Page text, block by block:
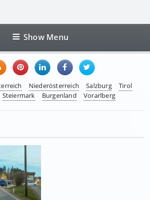
Show Menu
Niederösterreich Salzburg
Tirol
Steiermark Burgenland Vorarlberg